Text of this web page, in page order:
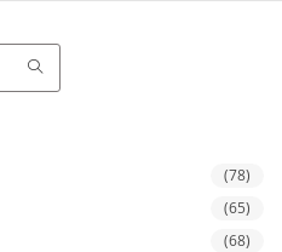
(78)
(65)
(68)